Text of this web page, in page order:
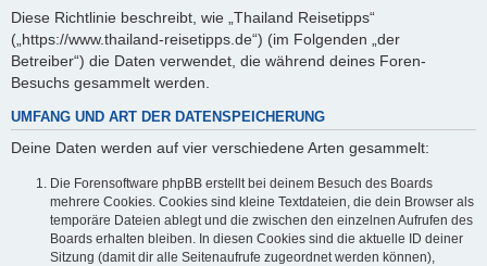
Diese Richtlinie beschreibt, wie „Thailand Reisetipps“
(„https://www.thailand-reisetipps.de“) (im Folgenden „der
Betreiber“) die Daten verwendet, die während deines Foren-
Besuchs gesammelt werden.
UMFANG UND ART DER DATENSPEICHERUNG
Deine Daten werden auf vier verschiedene Arten gesammelt:
Die Forensoftware phpBB erstellt bei deinem Besuch des Boards
mehrere Cookies. Cookies sind kleine Textdateien, die dein Browser als
temporäre Dateien ablegt und die zwischen den einzelnen Aufrufen des
Boards erhalten bleiben. In diesen Cookies sind die aktuelle ID deiner
Sitzung (damit dir alle Seitenaufrufe zugeordnet werden können),